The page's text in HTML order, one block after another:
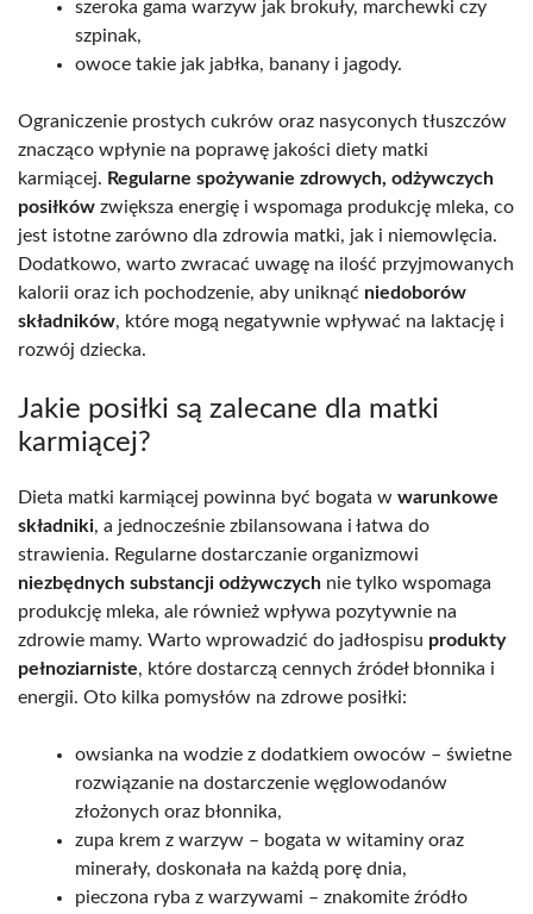
szeroka gama warzyw jak brokuły, marchewki czy
szpinak,
owoce takie jak jabłka, banany i jagody.
Ograniczenie prostych cukrów oraz nasyconych tłuszczów
znacząco wpłynie na poprawę jakości diety matki
karmiącej. Regularne spożywanie zdrowych, odżywczych
posiłków zwiększa energię i wspomaga produkcję mleka, co
jest istotne zarówno dla zdrowia matki, jak i niemowlęcia.
Dodatkowo, warto zwracać uwagę na ilość przyjmowanych
kalorii oraz ich pochodzenie, aby uniknąć niedoborów
składników, które mogą negatywnie wpływać na laktację i
rozwój dziecka.
Jakie posiłki są zalecane dla matki
karmiącej?
Dieta matki karmiącej powinna być bogata w warunkowe
składniki, a jednocześnie zbilansowana i łatwa do
strawienia. Regularne dostarczanie organizmowi
niezbędnych substancji odżywczych nie tylko wspomaga
produkcję mleka, ale również wpływa pozytywnie na
zdrowie mamy. Warto wprowadzić do jadłospisu produkty
pełnoziarniste, które dostarczą cennych źródeł błonnika i
energii. Oto kilka pomysłów na zdrowe posiłki:
owsianka na wodzie z dodatkiem owoców – świetne
rozwiązanie na dostarczenie węglowodanów
złożonych oraz błonnika,
zupa krem z warzyw – bogata w witaminy oraz
minerały, doskonała na każdą porę dnia,
pieczona ryba z warzywami – znakomite źródło